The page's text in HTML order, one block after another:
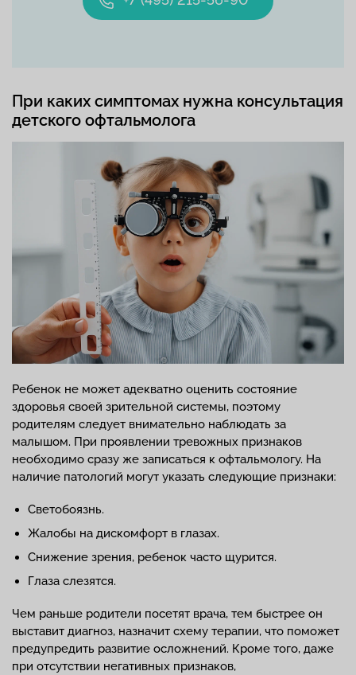
При каких симптомах нужна консультация
детского офтальмолога
Ребенок не может адекватно оценить состояние
здоровья своей зрительной системы, поэтому
родителям следует внимательно наблюдать за
малышом. При проявлении тревожных признаков
необходимо сразу же записаться к офтальмологу. На
наличие патологий могут указать следующие признаки:
Светобоязнь.
Жалобы на дискомфорт в глазах.
Снижение зрения, ребенок часто щурится.
Глаза слезятся.
Чем раньше родители посетят врача, тем быстрее он
выставит диагноз, назначит схему терапии, что поможет
предупредить развитие осложнений. Кроме того, даже
при отсутствии негативных признаков,